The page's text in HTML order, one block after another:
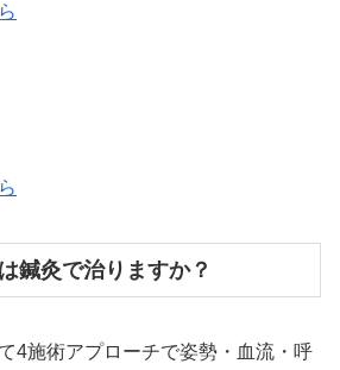
鍼灸で治りますか？
4施術アプローチで姿勢・血流・呼